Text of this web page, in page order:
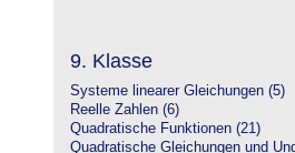
9. Klasse
Systeme linearer Gleichungen (5)
Reelle Zahlen (6)
Quadratische Funktionen (21)
Quadratische Gleichungen und